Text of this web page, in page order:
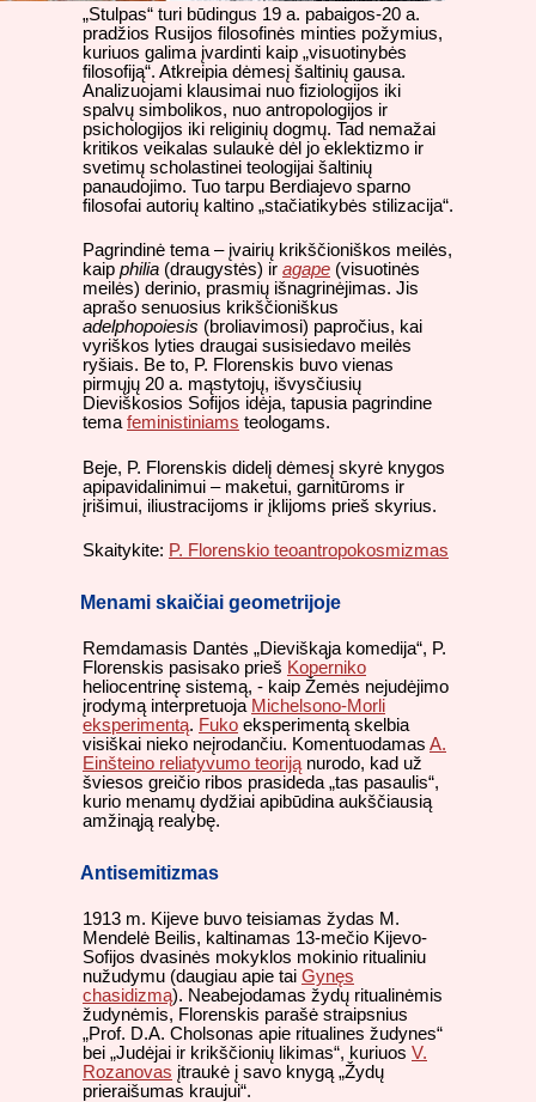
„Stulpas“ turi būdingus 19 a. pabaigos-20 a.
pradžios Rusijos filosofinės minties požymius,
kuriuos galima įvardinti kaip „visuotinybės
filosofiją“. Atkreipia dėmesį šaltinių gausa.
Analizuojami klausimai nuo fiziologijos iki
spalvų simbolikos, nuo antropologijos ir
psichologijos iki religinių dogmų. Tad nemažai
kritikos veikalas sulaukė dėl jo eklektizmo ir
svetimų scholastinei teologijai šaltinių
panaudojimo. Tuo tarpu Berdiajevo sparno
filosofai autorių kaltino „stačiatikybės stilizacija“.
Pagrindinė tema – įvairių krikščioniškos meilės,
kaip philia (draugystės) ir agape (visuotinės
meilės) derinio, prasmių išnagrinėjimas. Jis
aprašo senuosius krikščioniškus
adelphopoiesis (broliavimosi) papročius, kai
vyriškos lyties draugai susisiedavo meilės
ryšiais. Be to, P. Florenskis buvo vienas
pirmųjų 20 a. mąstytojų, išvysčiusių
Dieviškosios Sofijos idėja, tapusia pagrindine
temafeministiniams teologams.
Beje, P. Florenskis didelį dėmesį skyrė knygos
apipavidalinimui – maketui, garnitūroms ir
įrišimui, iliustracijoms ir įklijoms prieš skyrius.
Skaitykite: P. Florenskio teoantropokosmizmas
Menami skaičiai geometrijoje
Remdamasis Dantės „Dieviškąja komedija“, P.
Florenskis pasisako prieš Koperniko
heliocentrinę sistemą, - kaip Žemės nejudėjimo
įrodymą interpretuoja Michelsono-Morli
eksperimentą. Fuko eksperimentą skelbia
visiškai nieko neįrodančiu. Komentuodamas A.
Einšteino reliatyvumo teoriją nurodo, kad už
šviesos greičio ribos prasideda „tas pasaulis“,
kurio menamų dydžiai apibūdina aukščiausią
amžinąją realybę.
Antisemitizmas
1913 m. Kijeve buvo teisiamas žydas M.
Mendelė Beilis, kaltinamas 13-mečio Kijevo-
Sofijos dvasinės mokyklos mokinio ritualiniu
nužudymu (daugiau apie tai Gynęs
chasidizmą). Neabejodamas žydų ritualinėmis
žudynėmis, Florenskis parašė straipsnius
„Prof. D.A. Cholsonas apie ritualines žudynes“
bei „Judėjai ir krikščionių likimas“, kuriuos V.
Rozanovas įtraukė į savo knygą „Žydų
prieraišumas kraujui“.